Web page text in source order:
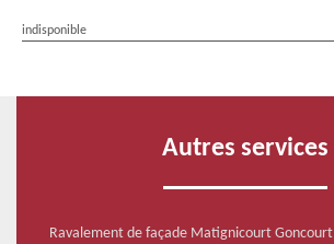
indisponible
Autres services
Ravalement de façade Matignicourt Goncourt